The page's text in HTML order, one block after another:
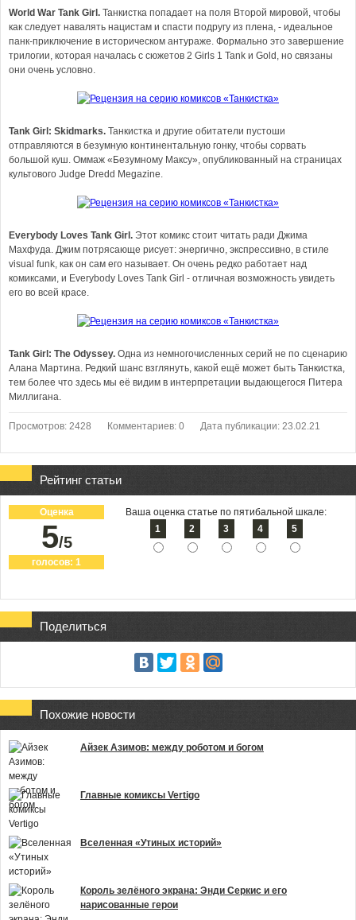
World War Tank Girl. Танкистка попадает на поля Второй мировой, чтобы
как следует навалять нацистам и спасти подругу из плена, - идеальное
панк-приключение в историческом антураже. Формально это завершение
трилогии, которая началась с сюжетов 2 Girls 1 Tank и Gold, но связаны
они очень условно.
Tank Girl: Skidmarks. Танкистка и другие обитатели пустоши
отправляются в безумную континентальную гонку, чтобы сорвать
большой куш. Оммаж «Безумному Максу», опубликованный на страницах
культового Judge Dredd Megazine.
Everybody Loves Tank Girl. Этот комикс стоит читать ради Джима
Махфуда. Джим потрясающе рисует: энергично, экспрессивно, в стиле
visual funk, как он сам его называет. Он очень редко работает над
комиксами, и Everybody Loves Tank Girl - отличная возможность увидеть
его во всей красе.
Tank Girl: The Odyssey. Одна из немногочисленных серий не по сценарию
Алана Мартина. Редкий шанс взглянуть, какой ещё может быть Танкистка,
тем более что здесь мы её видим в интерпретации выдающегося Питера
Миллигана.
Просмотров: 2428 Комментариев: 0 Дата публикации: 23.02.21
Рейтинг статьи
Оценка
5/5
голосов: 1
Ваша оценка статье по пятибальной шкале:
1
2 3 4 5
Поделиться
Похожие новости
Айзек Азимов: между роботом и богом
Главные комиксы Vertigo
Вселенная «Утиных историй»
Король зелёного экрана: Энди Серкис и его
нарисованные герои